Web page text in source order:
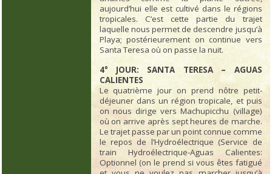
aujourd’hui elle est cultivé dans le régions
tropicales. C’est cette partie du trajet
laquelle nous permet de descendre jusqu’à
Playa; postérieurement on continue vers
Santa Teresa où on passe la nuit.
4° JOUR: SANTA TERESA – AGUAS
CALIENTES
Le quatrième jour on prend nôtre petit-
déjeuner dans un région tropicale, et puis
on nous dirige vers Machupicchu (village)
où on arrive après sept heures de marche.
Le trajet passe par un point connue comme
le repos de l’Hydroélectrique (Service de
train Hydroélectrique-Aguas Calientes:
Optionnel (on le prend si vous êtes fatigué